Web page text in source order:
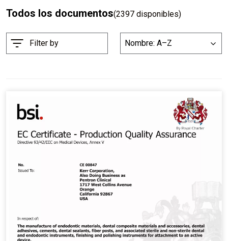
Todos los documentos(2397 disponibles)
Filter by
O
r
o
Nombre: A–Z
List